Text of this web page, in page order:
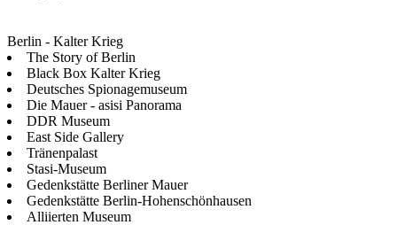
Berlin - Kalter Krieg
The Story of Berlin
Black Box Kalter Krieg
Deutsches Spionagemuseum
Die Mauer - asisi Panorama
DDR Museum
East Side Gallery
Tränenpalast
Stasi-Museum
Gedenkstätte Berliner Mauer
Gedenkstätte Berlin-Hohenschönhausen
Alliierten Museum